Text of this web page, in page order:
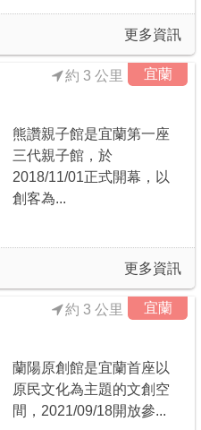
更多資訊
宜蘭
約 3 公里
熊讚親子館是宜蘭第一座
三代親子館，於
2018/11/01正式開幕，以
創客為...
更多資訊
宜蘭
約 3 公里
蘭陽原創館是宜蘭首座以
原民文化為主題的文創空
間，2021/09/18開放參...